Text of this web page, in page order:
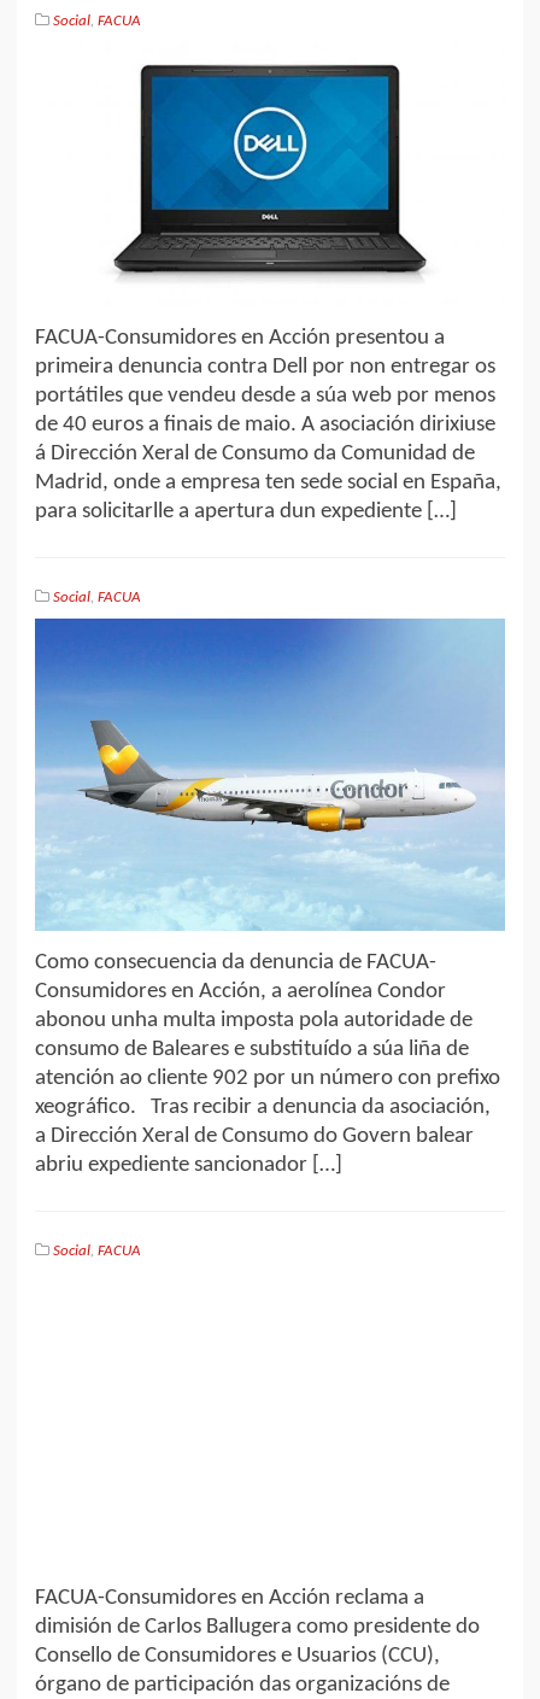
Social, FACUA
FACUA-Consumidores en Acción presentou a
primeira denuncia contra Dell por non entregar os
portátiles que vendeu desde a súa web por menos
de 40 euros a finais de maio. A asociación dirixiuse
á Dirección Xeral de Consumo da Comunidad de
Madrid, onde a empresa ten sede social en España,
para solicitarlle a apertura dun expediente […]
Social, FACUA
Como consecuencia da denuncia de FACUA-
Consumidores en Acción, a aerolínea Condor
abonou unha multa imposta pola autoridade de
consumo de Baleares e substituído a súa liña de
atención ao cliente 902 por un número con prefixo
xeográfico. Tras recibir a denuncia da asociación,
a Dirección Xeral de Consumo do Govern balear
abriu expediente sancionador […]
Social, FACUA
FACUA-Consumidores en Acción reclama a
dimisión de Carlos Ballugera como presidente do
Consello de Consumidores e Usuarios (CCU),
órgano de participación das organizacións de